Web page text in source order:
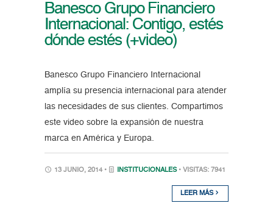
Banesco Grupo Financiero
Internacional: Contigo, estés
dónde estés (+video)
Banesco Grupo Financiero Internacional
amplía su presencia internacional para atender
las necesidades de sus clientes. Compartimos
este video sobre la expansión de nuestra
marca en América y Europa.
13 JUNIO, 2014 • INSTITUCIONALES • VISITAS: 7941
LEER MÁS